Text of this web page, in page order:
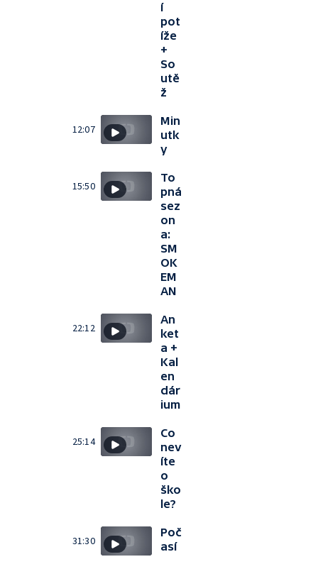
í
pot
íže
+
So
utě
ž
12:07
Min
utk
y
15:50
To
pná
sez
on
a:
SM
OK
EM
AN
22:12
An
ket
a +
Kal
en
dár
ium
25:14
Co
nev
íte
o
ško
le?
31:30
Poč
así